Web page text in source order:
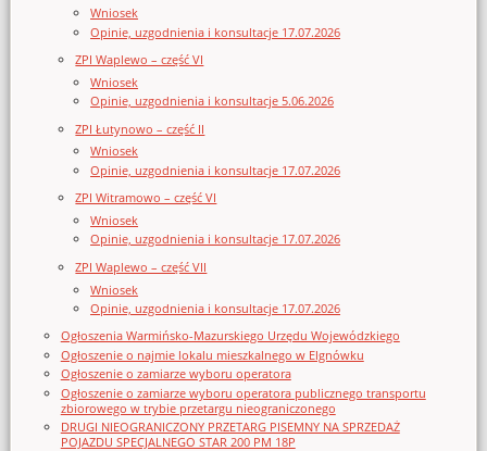
Wniosek
Opinie, uzgodnienia i konsultacje 17.07.2026
ZPI Waplewo – część VI
Wniosek
Opinie, uzgodnienia i konsultacje 5.06.2026
ZPI Łutynowo – część II
Wniosek
Opinie, uzgodnienia i konsultacje 17.07.2026
ZPI Witramowo – część VI
Wniosek
Opinie, uzgodnienia i konsultacje 17.07.2026
ZPI Waplewo – część VII
Wniosek
Opinie, uzgodnienia i konsultacje 17.07.2026
Ogłoszenia Warmińsko-Mazurskiego Urzędu Wojewódzkiego
Ogłoszenie o najmie lokalu mieszkalnego w Elgnówku
Ogłoszenie o zamiarze wyboru operatora
Ogłoszenie o zamiarze wyboru operatora publicznego transportu
zbiorowego w trybie przetargu nieograniczonego
DRUGI NIEOGRANICZONY PRZETARG PISEMNY NA SPRZEDAŻ
POJAZDU SPECJALNEGO STAR 200 PM 18P